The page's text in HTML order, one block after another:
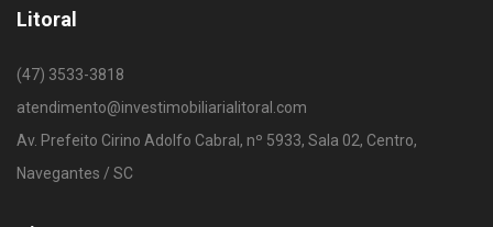
Litoral
(47) 3533-3818
atendimento@investimobiliarialitoral.com
Av. Prefeito Cirino Adolfo Cabral, nº 5933, Sala 02, Centro,
Navegantes / SC